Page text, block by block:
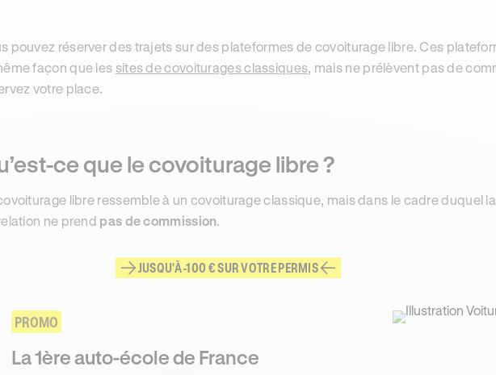
pouvez réserver des trajets sur des plateformes de covoiturage libre. Ces
façon que les sites de covoiturages classiques, mais ne prélèvent pas de
votre place.
ce que le covoiturage libre ?
libre ressemble à un covoiturage classique, mais dans le cadre duquel
ne prend pas de commission.
JUSQU'À -100 € SUR VOTRE PERMIS
PROMO
La 1ère auto-école de France